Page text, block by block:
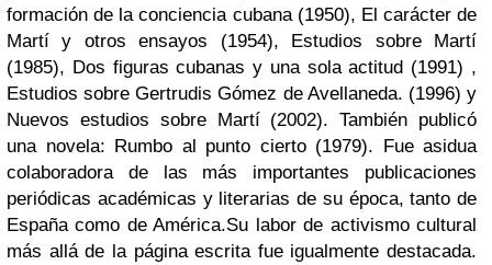
formación de la conciencia cubana (1950), El carácter de
Martí y otros ensayos (1954), Estudios sobre Martí
(1985), Dos figuras cubanas y una sola actitud (1991) ,
Estudios sobre Gertrudis Gómez de Avellaneda. (1996) y
Nuevos estudios sobre Martí (2002). También publicó
una novela: Rumbo al punto cierto (1979). Fue asidua
colaboradora de las más importantes publicaciones
periódicas académicas y literarias de su época, tanto de
España como de América.Su labor de activismo cultural
más allá de la página escrita fue igualmente destacada.